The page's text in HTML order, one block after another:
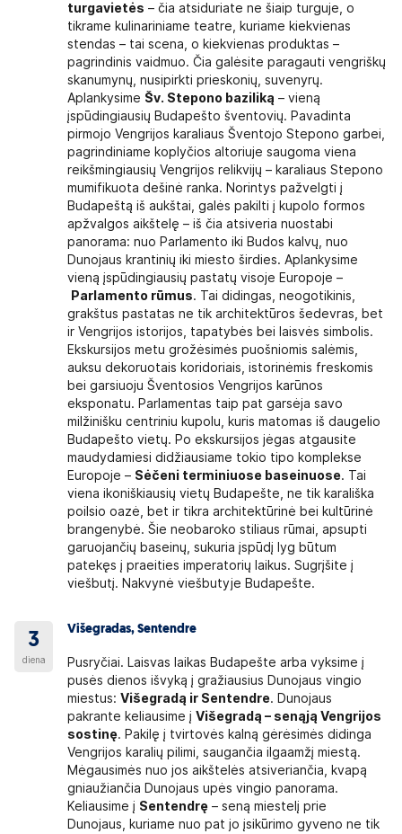
turgavietės – čia atsiduriate ne šiaip turguje, o
tikrame kulinariniame teatre, kuriame kiekvienas
stendas – tai scena, o kiekvienas produktas –
pagrindinis vaidmuo. Čia galėsite paragauti vengriškų
skanumynų, nusipirkti prieskonių, suvenyrų.
Aplankysime Šv. Stepono baziliką – vieną
įspūdingiausių Budapešto šventovių. Pavadinta
pirmojo Vengrijos karaliaus Šventojo Stepono garbei,
pagrindiniame koplyčios altoriuje saugoma viena
reikšmingiausių Vengrijos relikvijų – karaliaus Stepono
mumifikuota dešinė ranka. Norintys pažvelgti į
Budapeštą iš aukštai, galės pakilti į kupolo formos
apžvalgos aikštelę – iš čia atsiveria nuostabi
panorama: nuo Parlamento iki Budos kalvų, nuo
Dunojaus krantinių iki miesto širdies. Aplankysime
vieną įspūdingiausių pastatų visoje Europoje –
Parlamento rūmus. Tai didingas, neogotikinis,
grakštus pastatas ne tik architektūros šedevras, bet
ir Vengrijos istorijos, tapatybės bei laisvės simbolis.
Ekskursijos metu grožėsimės puošniomis salėmis,
auksu dekoruotais koridoriais, istorinėmis freskomis
bei garsiuoju Šventosios Vengrijos karūnos
eksponatu. Parlamentas taip pat garsėja savo
milžinišku centriniu kupolu, kuris matomas iš daugelio
Budapešto vietų. Po ekskursijos jėgas atgausite
maudydamiesi didžiausiame tokio tipo komplekse
Europoje – Sėčeni terminiuose baseinuose. Tai
viena ikoniškiausių vietų Budapešte, ne tik karališka
poilsio oazė, bet ir tikra architektūrinė bei kultūrinė
brangenybė. Šie neobaroko stiliaus rūmai, apsupti
garuojančių baseinų, sukuria įspūdį lyg būtum
patekęs į praeities imperatorių laikus. Sugrįšite į
viešbutį. Nakvynė viešbutyje Budapešte.
3
diena
Višegradas, Sentendre
Pusryčiai. Laisvas laikas Budapešte arba vyksime į
pusės dienos išvyką į gražiausius Dunojaus vingio
miestus:Višegradą ir Sentendre. Dunojaus
pakrante keliausime įVišegradą – senąją Vengrijos
sostinę. Pakilę į tvirtovės kalną gėrėsimės didinga
Vengrijos karalių pilimi, saugančia ilgaamžį miestą.
Mėgausimės nuo jos aikštelės atsiveriančia, kvapą
gniaužiančia Dunojaus upės vingio panorama.
Keliausime į Sentendrę – seną miestelį prie
Dunojaus, kuriame nuo pat jo įsikūrimo gyveno ne tik